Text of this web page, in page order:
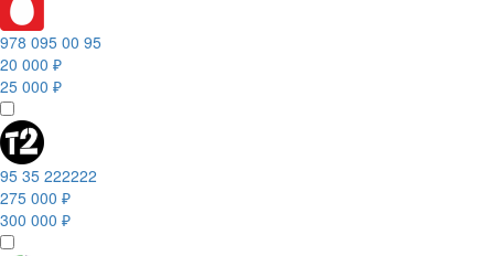
978 095 00 95
20 000 ₽
25 000 ₽
95 35 222222
275 000 ₽
300 000 ₽